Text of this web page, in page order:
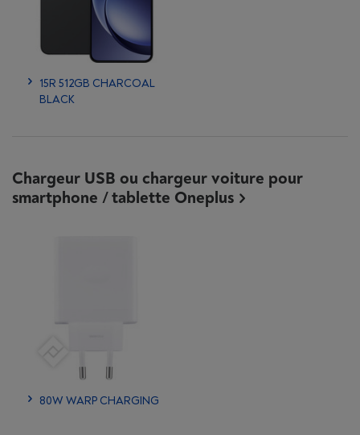
15R 512GB CHARCOAL
BLACK
Chargeur USB ou chargeur voiture pour
smartphone / tablette Oneplus
80W WARP CHARGING